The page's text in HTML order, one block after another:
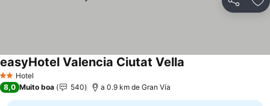
Partilhar
2 Estrelas
Hotel
easyHotel Valencia Ciutat Vella
8,0 Muito boa 540 a 0.9 km de Gran Vía